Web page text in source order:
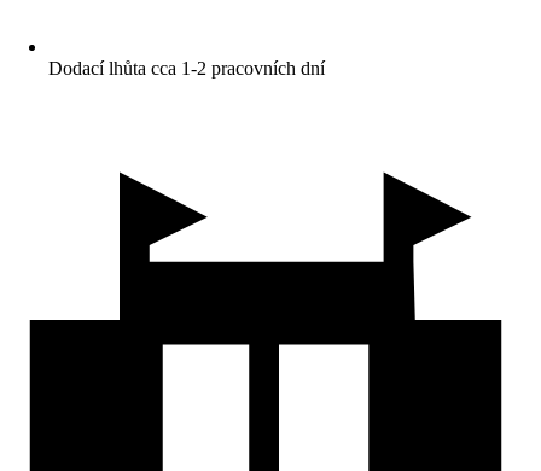
Dodací lhůta cca 1-2 pracovních dní